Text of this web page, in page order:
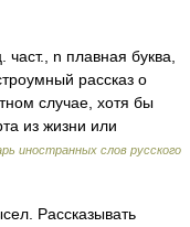
n плавная буква,
рассказ о
случае, хотя бы
из жизни или
иностранных слов русского
Рассказывать